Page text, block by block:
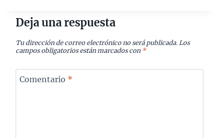
Deja una respuesta
Tu dirección de correo electrónico no será publicada. Los
campos obligatorios están marcados con *
Comentario *